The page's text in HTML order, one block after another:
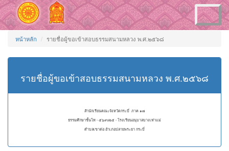
Toggle
navigation
หน้าหลัก รายชื่อผู้ขอเข้าสอบธรรมสนามหลวง พ.ศ.๒๕๖๘
รายชื่อผู้ขอเข้าสอบธรรมสนามหลวง พ.ศ.๒๕๖๘
สำนักเรียนคณะจังหวัดกระบี่ ภาค ๑๗
ธรรมศึกษาชั้นโท - ๕๖๙๐๒๕ - โรงเรียนอนุบาลบางเท่าแม่
ตำบลเขาต่อ อำเภอปลายพระยา กระบี่